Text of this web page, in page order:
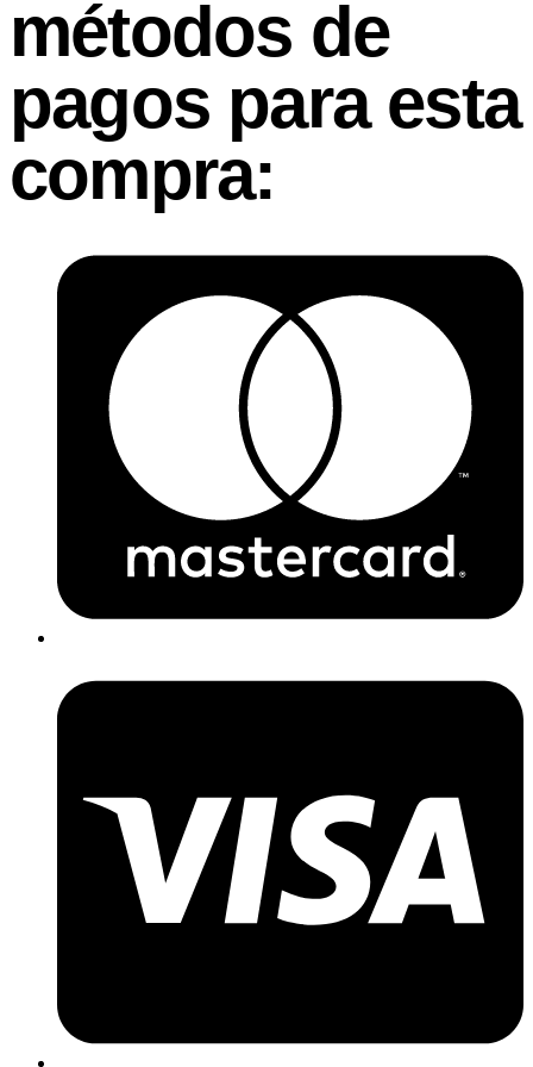
métodos de
pagos para esta
compra: